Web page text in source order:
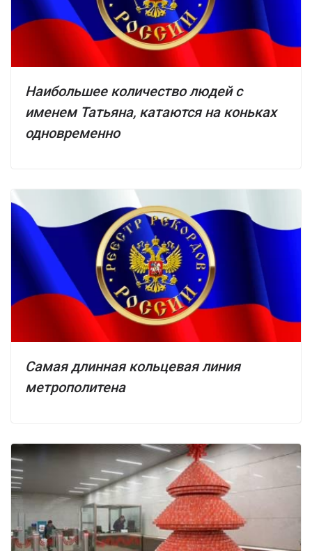
Наибольшее количество людей с
именем Татьяна, катаются на коньках
одновременно
Самая длинная кольцевая линия
метрополитена